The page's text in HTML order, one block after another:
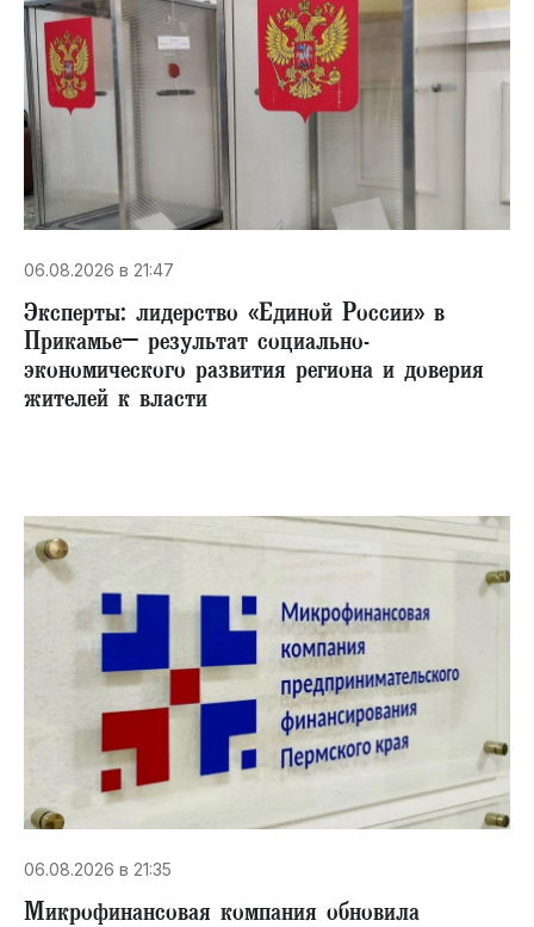
06.08.2026 в 21:47
Эксперты: лидерство «Единой России» в
Прикамье– результат социально-
экономического развития региона и доверия
жителей к власти
06.08.2026 в 21:35
Микрофинансовая компания обновила